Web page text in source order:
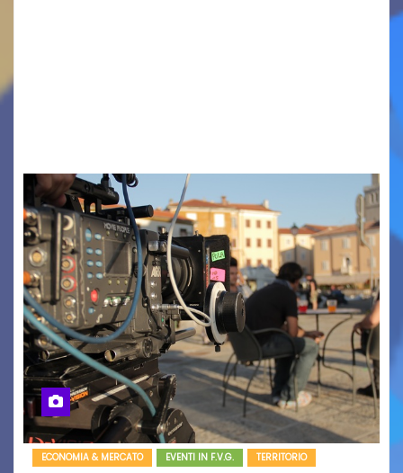
ECONOMIA & MERCATO EVENTI IN F.V.G. TERRITORIO